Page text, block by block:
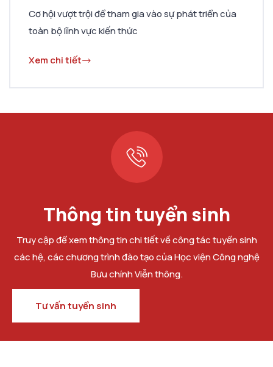
Cơ hội vượt trội để tham gia vào sự phát triển của
toàn bộ lĩnh vực kiến ​​thức
Xem chi tiết
Thông tin tuyển sinh
Truy cập để xem thông tin chi tiết về công tác tuyển sinh
các hệ, các chương trình đào tạo của Học viện Công nghệ
Bưu chính Viễn thông.
Tư vấn tuyển sinh